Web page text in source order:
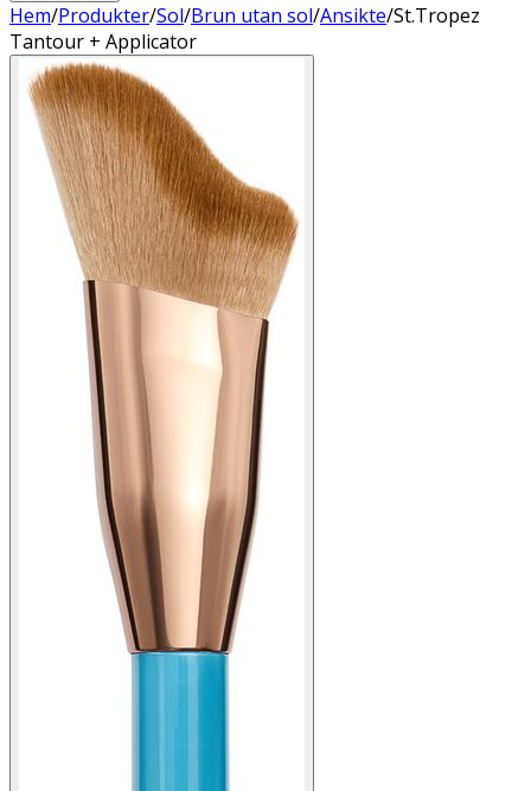
Hem/Produkter/Sol/Brun utan sol/Ansikte/St.Tropez
Tantour + Applicator